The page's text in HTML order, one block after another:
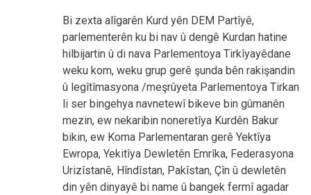
Bi zexta alîgarên Kurd yên DEM Partîyê,
parlementerên ku bi nav û dengê Kurdan hatine
hilbijartin û di nava Parlementoya Tirkîyayêdane
weku kom, weku grup gerê şunda bên rakişandin
û legîtîmasyona /meşrûyeta Parlementoya Tirkan
li ser bingehya navnetewî bikeve bin gûmanên
mezin, ew nekaribin noneretîya Kurdên Bakur
bikin, ew Koma Parlementaran gerê Yektîya
Ewropa, Yekitîya Dewletên Emrîka, Federasyona
Urizîstanê, Hîndîstan, Pakîstan, Çîn û dewletên
din yên dinyayê bi name û bangek fermî agadar